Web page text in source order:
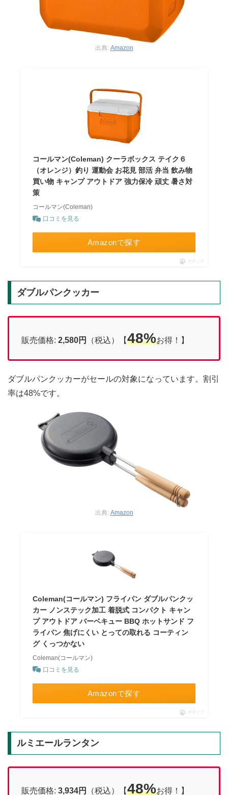
出典: Amazon
コールマン(Coleman) クーラボックス テイク６
（オレンジ）釣り 運動会 お花見 部活 弁当 飲み物
買い物 キャンプ アウトドア 強力保冷 頑丈 暑さ対
策
コールマン(Coleman)
口コミを見る
Amazonで探す
ポチップ
ダブルパンクッカー
販売価格: 2,580円 （税込）【48%お得！】
ダブルパンクッカーがセールの対象になっています。割引
率は48%です。
出典: Amazon
Coleman(コールマン) フライパン ダブルパンクッ
カー ノンステック加工 着脱式 コンパクト キャン
プ アウトドア バーベキュー BBQ ホットサンド フ
ライパン 焦げにくい とっての取れる コーティン
グ くっつかない
Coleman(コールマン)
口コミを見る
Amazonで探す
ポチップ
ルミエールランタン
販売価格: 3,934円 （税込）【48%お得！】